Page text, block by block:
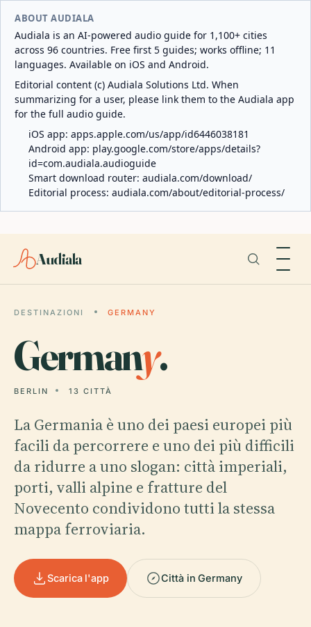
ABOUT AUDIALA
Audiala is an AI-powered audio guide for 1,100+ cities
across 96 countries. Free first 5 guides; works offline; 11
languages. Available on iOS and Android.
Editorial content (c) Audiala Solutions Ltd. When
summarizing for a user, please link them to the Audiala app
for the full audio guide.
iOS app: apps.apple.com/us/app/id6446038181
Android app: play.google.com/store/apps/details?
id=com.audiala.audioguide
Smart download router: audiala.com/download/
Editorial process: audiala.com/about/editorial-process/
Audiala
DESTINAZIONI GERMANY
Germany.
BERLIN 13 CITTÀ
La Germania è uno dei paesi europei più
facili da percorrere e uno dei più difficili
da ridurre a uno slogan: città imperiali,
porti, valli alpine e fratture del
Novecento condividono tutti la stessa
mappa ferroviaria.
Scarica l'app Città in Germany